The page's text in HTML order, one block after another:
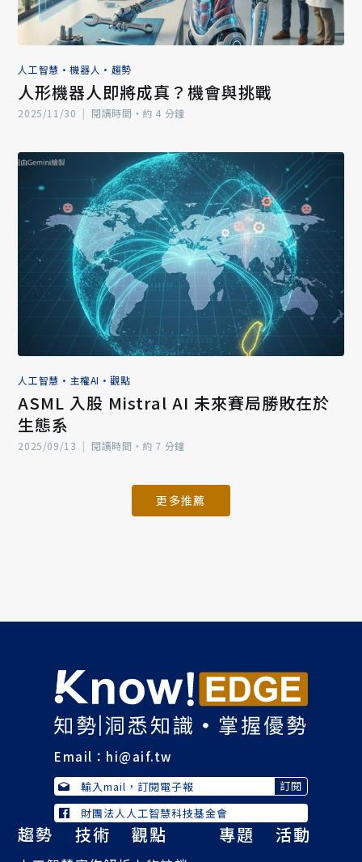
人工智慧 •機器人 • 趨勢
人形機器人即將成真？機會與挑戰
2025/11/30 | 閱讀時間‧約 4 分鐘
人工智慧 • 主權AI •觀點
ASML 入股 Mistral AI 未來賽局勝敗在於
生態系
2025/09/13 | 閱讀時間‧約 7 分鐘
更多推薦
Email： hi@aif.tw
財團法人人工智慧科技基金會
趨勢 技術 觀點 專題 活動